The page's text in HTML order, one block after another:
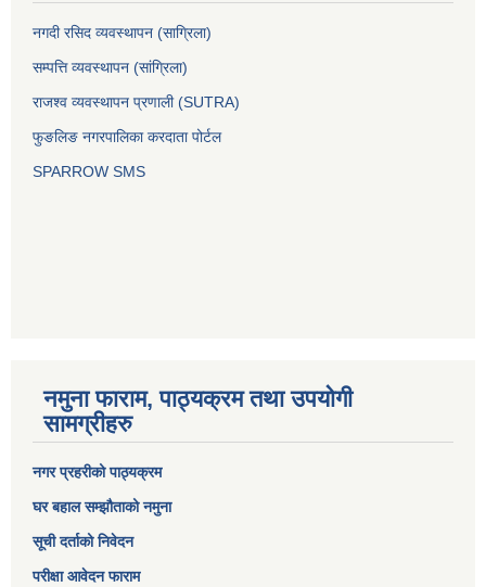
नगदी रसिद व्यवस्थापन (साग्रिला)
सम्पत्ति व्यवस्थापन (सांग्रिला)
राजश्व व्यवस्थापन प्रणाली (SUTRA)
फुङलिङ नगरपालिका करदाता पोर्टल
SPARROW SMS
नमुना फाराम, पाठ्यक्रम तथा उपयोगी
सामग्रीहरु
नगर प्रहरीको पाठ्यक्रम
घर बहाल सम्झौताको नमुना
सूची दर्ताको निवेदन
परीक्षा आवेदन फाराम